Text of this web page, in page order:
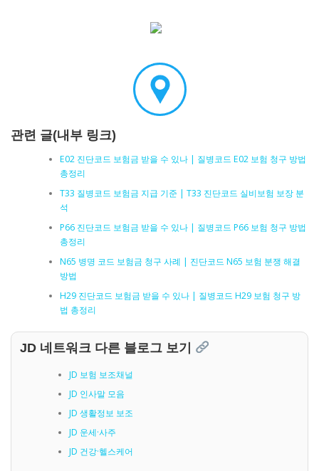
관련 글(내부 링크)
E02 진단코드 보험금 받을 수 있나 | 질병코드 E02 보험 청구 방법
총정리
T33 질병코드 보험금 지급 기준 | T33 진단코드 실비보험 보장 분
석
P66 진단코드 보험금 받을 수 있나 | 질병코드 P66 보험 청구 방법
총정리
N65 병명 코드 보험금 청구 사례 | 진단코드 N65 보험 분쟁 해결
방법
H29 진단코드 보험금 받을 수 있나 | 질병코드 H29 보험 청구 방
법 총정리
JD 네트워크 다른 블로그 보기
JD 보험 보조채널
JD 인사말 모음
JD 생활정보 보조
JD 운세·사주
JD 건강·헬스케어